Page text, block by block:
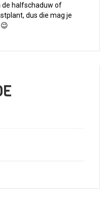
de halfschaduw of
dus die mag je